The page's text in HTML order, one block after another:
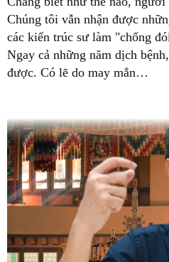
Chúng tôi vẫn nhận được
các kiến trúc sư làm "chống
Ngay cả những năm dịch
được. Có lẽ do may mắn…